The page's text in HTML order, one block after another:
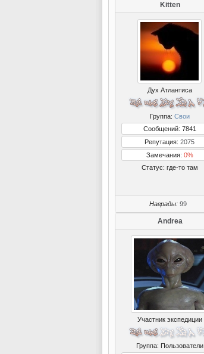
Kitten
Дух Атлантиса
Группа: Свои
Сообщений: 7841
Репутация: 2075
Замечания: 0%
Статус: где-то там
Награды: 99
Andrea
Участник экспедиции
Группа: Пользователи